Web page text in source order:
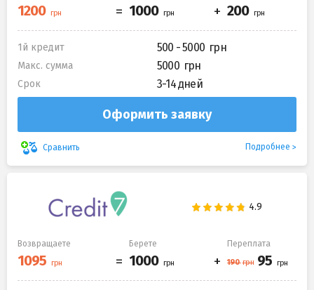
1й кредит 500 - 5000
Макс. сумма 5000
Срок 3-14 дней
Оформить заявку
Сравнить Подробнее
Возвращаете Берете Переплата